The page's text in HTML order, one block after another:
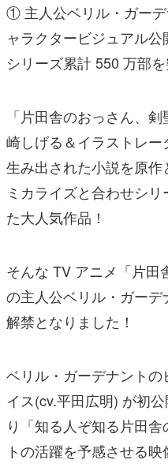
① 主人公ベリル・ガー
ャラクタービジュアル公
シリーズ累計 550 万部を
「片田舎のおっさん、
崎しげる＆イラストレ
生み出された小説を原
ミカライズと合わせシ
た大人気作品！
そんな TV アニメ「片田
の主人公ベリル・ガー
解禁となりました！
ベリル・ガーデナント
イス(cv.平田広明) が初
り「知る人ぞ知る片田
トの活躍を予感させる